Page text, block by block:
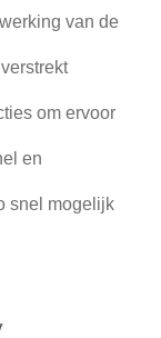
van de
om ervoor
en
snel mogelijk